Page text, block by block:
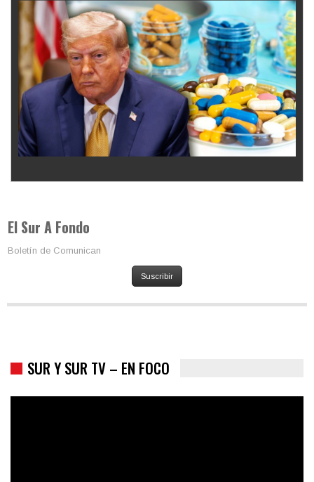
El Sur A Fondo
Boletín de Comunican
Suscribir
SUR Y SUR TV – EN FOCO